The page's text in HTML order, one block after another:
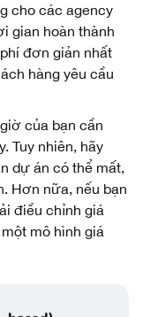
cho các agency
gian hoàn thành
đơn giản nhất
hàng yêu cầu
của bạn cần
Tuy nhiên, hãy
dự án có thể mất,
Hơn nữa, nếu bạn
điều chỉnh giá
mô hình giá